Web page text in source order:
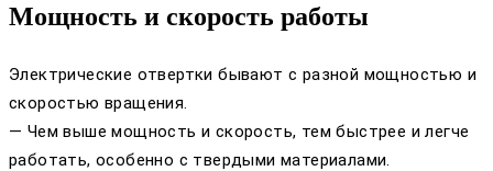
Мощность и скорость работы
Электрические отвертки бывают с разной мощностью и
скоростью вращения.
— Чем выше мощность и скорость, тем быстрее и легче
работать, особенно с твердыми материалами.